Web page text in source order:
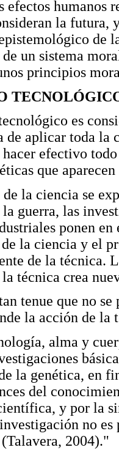
efectos humanos
la futura,
de
un sistema
principios
es
de aplicar toda la
efectivo
que
de la ciencia se
guerra, las
ponen
la ciencia y el
de la técnica.
técnica crea
tenue que no
la acción de la
alma y
la genética, en
del
y por la
no
2004)."